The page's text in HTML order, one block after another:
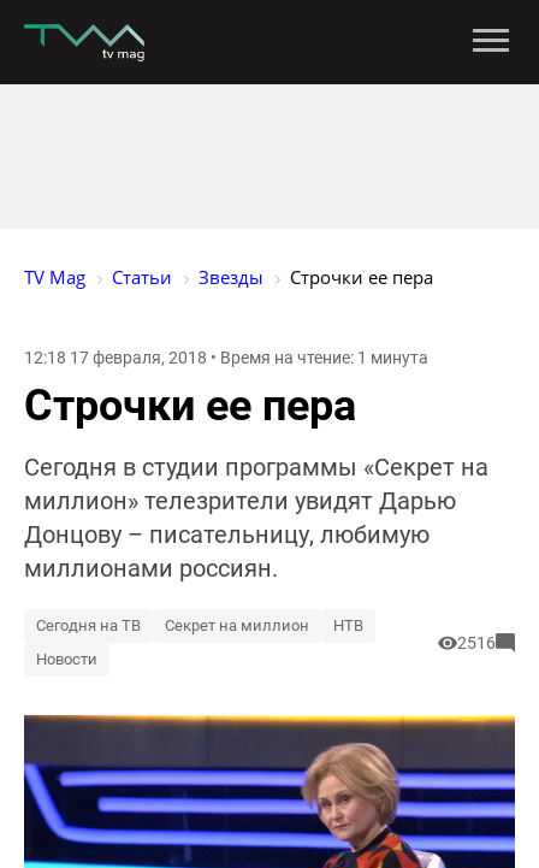
TV Mag Статьи Звезды Строчки ее пера
12:18 17 февраля, 2018 • Время на чтение: 1 минута
Строчки ее пера
Сегодня в студии программы «Секрет на
миллион» телезрители увидят Дарью
Донцову – писательницу, любимую
миллионами россиян.
Сегодня на ТВ Секрет на миллион
НТВ
Новости
2516